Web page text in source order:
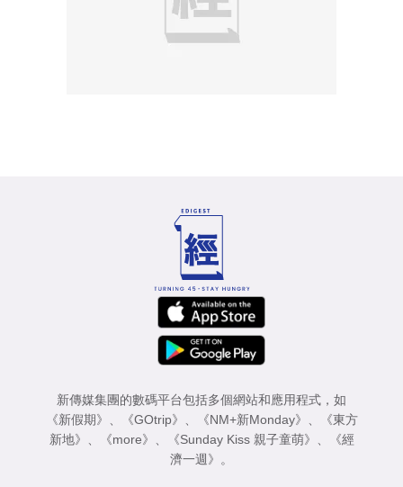
新傳媒集團的數碼平台包括多個網站和應用程式，如
《新假期》
《GOtrip》 《NM+新Monday》
《東方
新地》
《more》 《Sunday Kiss 親子童萌》
《經
濟一週》
。